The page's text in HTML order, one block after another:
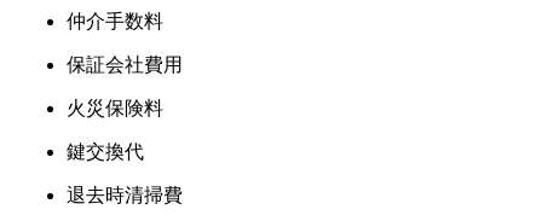
仲介手数料
保証会社費用
火災保険料
鍵交換代
退去時清掃費